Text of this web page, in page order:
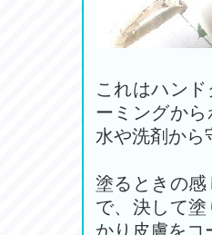
これはハン
ーミングか
水や洗剤から
塗るときの
で、決して
かり皮膚をコ